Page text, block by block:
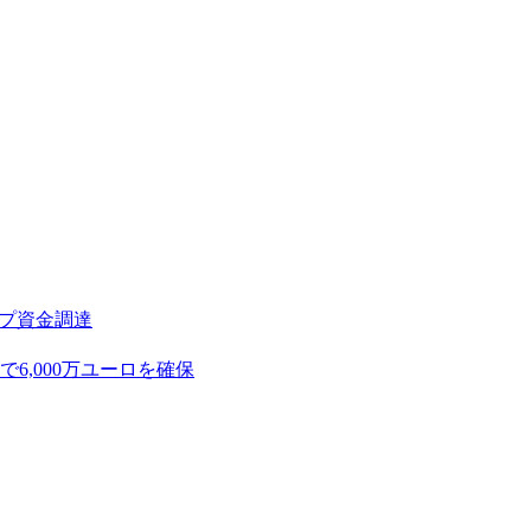
資金調達
6,000万ユーロを確保